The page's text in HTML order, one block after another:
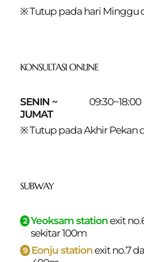
※ Tutup pada hari Minggu
KONSULTASI ONLINE
SENIN ~
JUMAT
09:30~18:00
※ Tutup pada Akhir Pekan
SUBWAY
2 Yeoksam stationexit
sekitar 100m
9 Eonju stationexit no.7